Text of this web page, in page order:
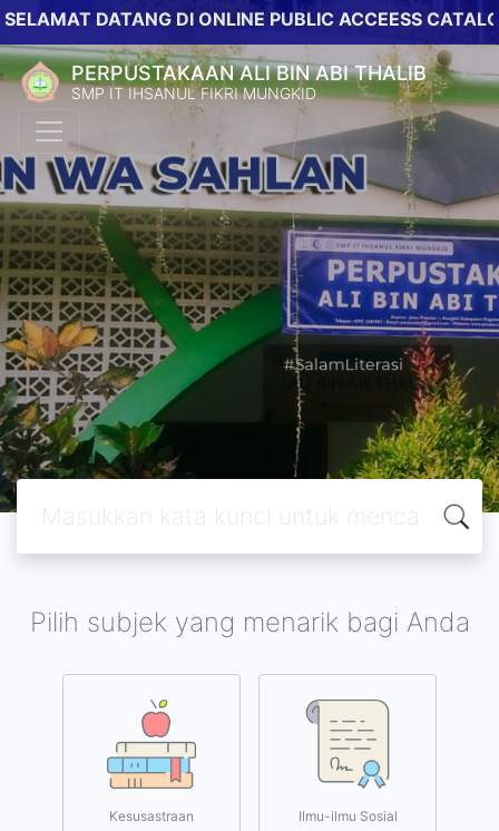
DATANG DI ONLINE PUBLIC ACCEESS CATALOG
PERPUSTAKAAN ALI BIN ABI THALIB
SMP IT IHSANUL FIKRI MUNGKID
Pilih subjek yang menarik bagi Anda
Kesusastraan Ilmu-ilmu Sosial